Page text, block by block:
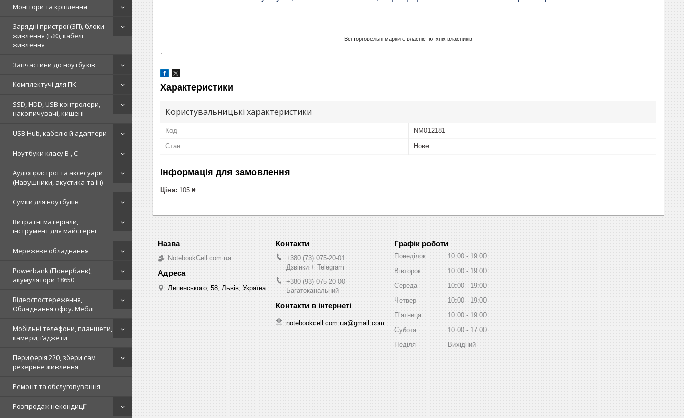
Монітори та кріплення
Зарядні пристрої (ЗП), блоки
живлення (БЖ), кабелі
живлення
Запчастини до ноутбуків
Комплектучі для ПК
SSD, HDD, USB контролери,
накопичувачі, кишені
USB Hub, кабелю й адаптери
Ноутбуки класу B-, C
Аудіопристрої та аксесуари
(Навушники, акустика та ін)
Сумки для ноутбуків
Витратні матеріали,
інструмент для майстерні
Мережеве обладнання
Powerbank (Повербанк),
акумулятори 18650
Відеоспостереження,
Обладнання офісу. Меблі
Мобільні телефони, планшети,
камери, ґаджети
Периферія 220, збери сам
резервне живлення
Ремонт та обслуговування
Розпродаж некондиції
Всі торговельні марки є власністю їхніх власників
.
Характеристики
Користувальницькі характеристики
Код NM012181
Стан Нове
Інформація для замовлення
Ціна: 105 ₴
NotebookCell.com.ua
Липинського, 58, Львів, Україна
+380 (73) 075-20-01
Дзвінки + Telegram
+380 (93) 075-20-00
Багатоканальний
notebookcell.com.ua@gmail.com
Графік роботи
Понеділок 10:00
19:00
Вівторок
10:00
19:00
Середа
10:00
19:00
Четвер
10:00
19:00
Пʼятниця
10:00
19:00
Субота
10:00
17:00
Неділя
Вихідний